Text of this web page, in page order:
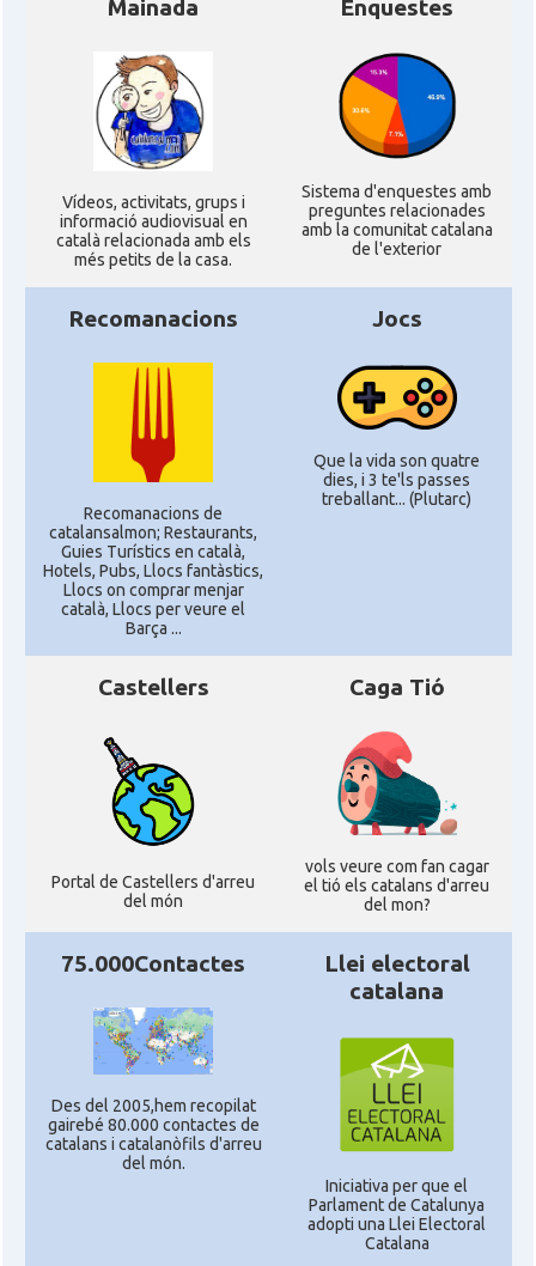
Mainada
Ví­deos, activitats, grups i
informació audiovisual en
català relacionada amb els
més petits de la casa.
Enquestes
Sistema d'enquestes amb
preguntes relacionades
amb la comunitat catalana
de l'exterior
Recomanacions
Recomanacions de
catalansalmon; Restaurants,
Guies Turístics en català,
Hotels, Pubs, Llocs fantàstics,
Llocs on comprar menjar
català, Llocs per veure el
Barça ...
Jocs
Que la vida son quatre
dies, i 3 te'ls passes
treballant... (Plutarc)
Castellers
Portal de Castellers d'arreu
del món
Caga Tió
vols veure com fan cagar
el tió els catalans d'arreu
del mon?
75.000Contactes
Des del 2005,hem recopilat
gairebé 80.000 contactes de
catalans i catalanòfils d'arreu
del món.
Llei electoral
catalana
Iniciativa per que el
Parlament de Catalunya
adopti una Llei Electoral
Catalana